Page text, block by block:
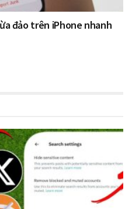
đảo trên iPhone nhanh